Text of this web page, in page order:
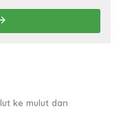
ke mulut dan